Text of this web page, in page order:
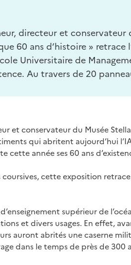
directeur et
60 ans d’histoire »
Universitaire de
Au travers de 20
et conservateur du Musée
qui abritent aujourd’hui
cette année ses 60 ans
cette exposition
supérieur de
et divers usages. En effet,
auront abrités une caserne
dans le temps de près de